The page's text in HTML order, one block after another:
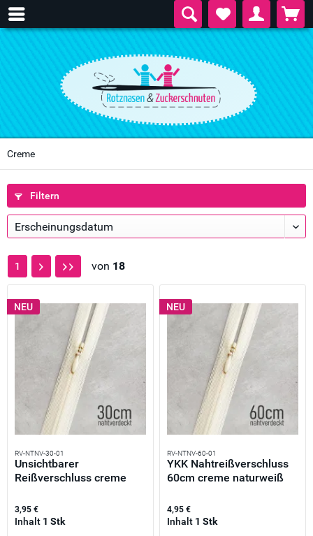
Creme
Filtern
1 von 18
NEU
RV-NTNV-30-01
Unsichtbarer
Reißverschluss creme
3,95 €
Inhalt 1 Stk
NEU
RV-NTNV-60-01
YKK Nahtreißverschluss
60cm creme naturweiß
4,95 €
Inhalt 1 Stk